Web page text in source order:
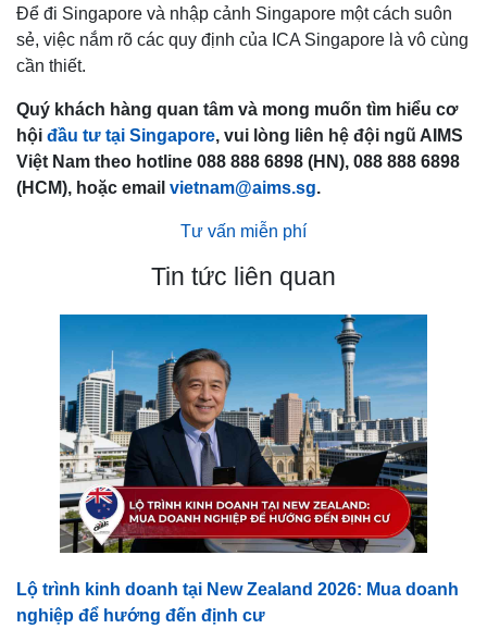
Để đi Singapore và nhập cảnh Singapore một cách suôn
sẻ, việc nắm rõ các quy định của ICA Singapore là vô cùng
cần thiết.
Quý khách hàng quan tâm và mong muốn tìm hiểu cơ
hội đầu tư tại Singapore, vui lòng liên hệ đội ngũ AIMS
Việt Nam theo hotline 088 888 6898 (HN), 088 888 6898
(HCM), hoặc email vietnam@aims.sg.
Tư vấn miễn phí
Tin tức liên quan
Lộ trình kinh doanh tại New Zealand 2026: Mua doanh
nghiệp để hướng đến định cư